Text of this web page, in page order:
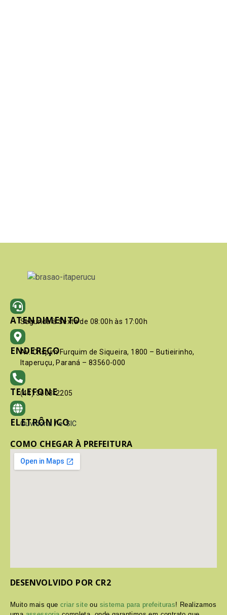
ATENDIMENTO
Segunda à Sexta de 08:00h às 17:00h
ENDEREÇO
Av. Crispim Furquim de Siqueira, 1800 – Butieirinho,
Itaperuçu, Paraná – 83560-000
TELEFONE
(41) 3603-2205
ELETRÔNICO
Ouvidoria / e-SIC
COMO CHEGAR À PREFEITURA
DESENVOLVIDO POR CR2
Muito mais quecriar site ou sistema para prefeituras! Realizamos